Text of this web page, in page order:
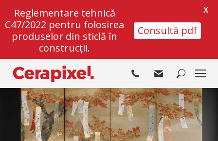
Search:
Reglementare tehnică
C47/2022 pentru folosirea
produselor din sticlă în
construcții.
Consultă pdf
X